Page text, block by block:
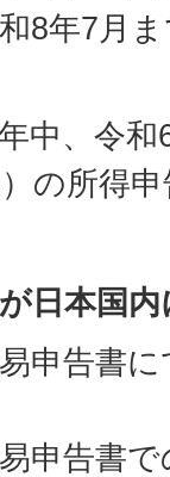
8年7月
中、令和
の所得
日本国
申告書
申告書